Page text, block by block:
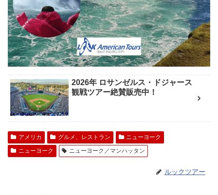
2026年 ロサンゼルス・ドジャース
観戦ツアー絶賛販売中！
アメリカ グルメ、レストラン
ニューヨーク
ニューヨーク
ニューヨーク／マンハッタン
ルックツアー